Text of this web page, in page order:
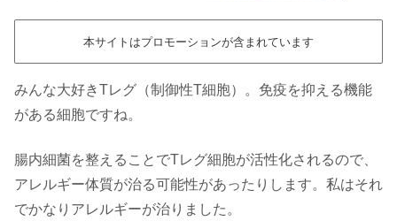
本サイトはプロモーションが含まれています
みんな大好きTレグ（制御性T細胞）。免疫を抑える機能
がある細胞ですね。
腸内細菌を整えることでTレグ細胞が活性化されるので、
アレルギー体質が治る可能性があったりします。私はそれ
でかなりアレルギーが治りました。